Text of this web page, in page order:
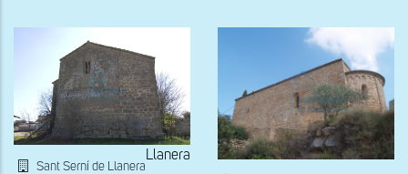
Salvador
del
Gra
Sant Serní de Llanera
Llanera